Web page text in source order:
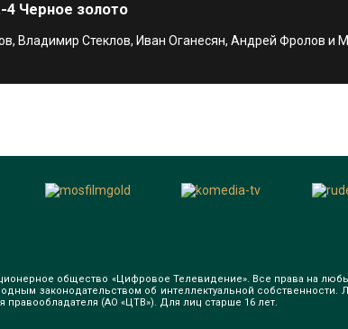
4 Черное золото
Владимир Стеклов, Иван Оганесян, Андрей Фролов и
общество «Цифровое Телевидение». Все права на
законодательством об интеллектуальной
правообладателя (АО «ЦТВ»). Для лиц старше 16 лет.